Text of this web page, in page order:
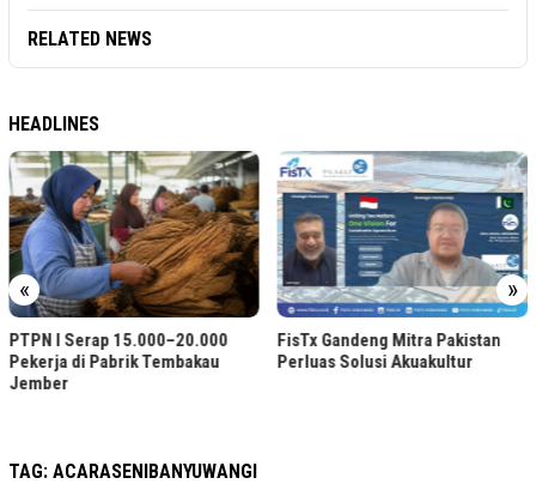
RELATED NEWS
HEADLINES
« »
PTPN I Serap 15.000–20.000
Pekerja di Pabrik Tembakau
Jember
FisTx Gandeng Mitra Pakistan
Perluas Solusi Akuakultur
TAG: ACARASENIBANYUWANGI